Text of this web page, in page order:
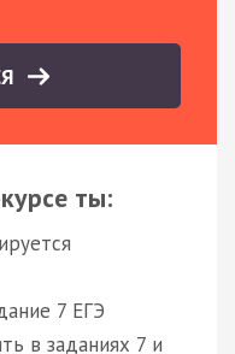
ты:
7 ЕГЭ
в заданиях 7 и